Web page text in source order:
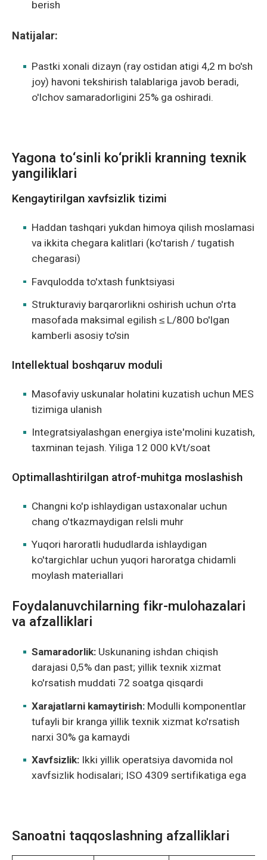
berish
Natijalar:
Pastki xonali dizayn (ray ostidan atigi 4,2 m bo'sh
joy) havoni tekshirish talablariga javob beradi,
o'lchov samaradorligini 25% ga oshiradi.
Yagona to‘sinli ko‘prikli kranning texnik
yangiliklari
Kengaytirilgan xavfsizlik tizimi
Haddan tashqari yukdan himoya qilish moslamasi
va ikkita chegara kalitlari (ko'tarish / tugatish
chegarasi)
Favqulodda to'xtash funktsiyasi
Strukturaviy barqarorlikni oshirish uchun o'rta
masofada maksimal egilish ≤ L/800 bo'lgan
kamberli asosiy to'sin
Intellektual boshqaruv moduli
Masofaviy uskunalar holatini kuzatish uchun MES
tizimiga ulanish
Integratsiyalashgan energiya iste'molini kuzatish,
taxminan tejash. Yiliga 12 000 kVt/soat
Optimallashtirilgan atrof-muhitga moslashish
Changni ko'p ishlaydigan ustaxonalar uchun
chang o'tkazmaydigan relsli muhr
Yuqori haroratli hududlarda ishlaydigan
ko'targichlar uchun yuqori haroratga chidamli
moylash materiallari
Foydalanuvchilarning fikr-mulohazalari
va afzalliklari
Samaradorlik: Uskunaning ishdan chiqish
darajasi 0,5% dan past; yillik texnik xizmat
ko'rsatish muddati 72 soatga qisqardi
Xarajatlarni kamaytirish: Modulli komponentlar
tufayli bir kranga yillik texnik xizmat ko'rsatish
narxi 30% ga kamaydi
Xavfsizlik: Ikki yillik operatsiya davomida nol
xavfsizlik hodisalari; ISO 4309 sertifikatiga ega
Sanoatni taqqoslashning afzalliklari